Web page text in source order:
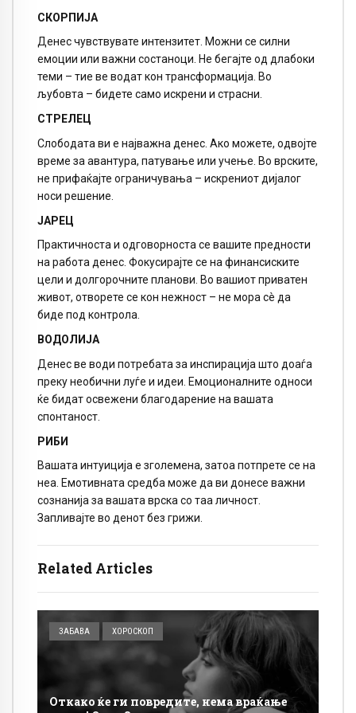
Related Articles
ЗАБАВА ХОРОСКОП
Откако ќе ги повредите, нема враќање
СКОРПИЈА
Денес чувствувате интензитет. Можни се силни
емоции или важни состаноци. Не бегајте од длабоки
теми – тие ве водат кон трансформација. Во
љубовта – бидете само искрени и страсни.
СТРЕЛЕЦ
Слободата ви е најважна денес. Ако можете, одвојте
време за авантура, патување или учење. Во врските,
не прифаќајте ограничувања – искрениот дијалог
носи решение.
ЈАРЕЦ
Практичноста и одговорноста се вашите предности
на работа денес. Фокусирајте се на финансиските
цели и долгорочните планови. Во вашиот приватен
живот, отворете се кон нежност – не мора сè да
биде под контрола.
ВОДОЛИЈА
Денес ве води потребата за инспирација што доаѓа
преку необични луѓе и идеи. Емоционалните односи
ќе бидат освежени благодарение на вашата
спонтаност.
РИБИ
Вашата интуиција е зголемена, затоа потпрете се на
неа. Емотивната средба може да ви донесе важни
сознанија за вашата врска со таа личност.
Запливајте во денот без грижи.